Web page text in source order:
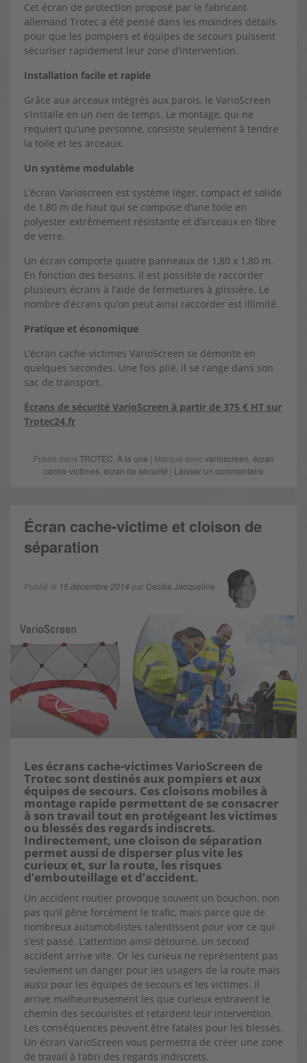
Cet écran de protection proposé par le fabricant
allemand Trotec a été pensé dans les moindres détails
pour que les pompiers et équipes de secours puissent
sécuriser rapidement leur zone d’intervention.
Installation facile et rapide
Grâce aux arceaux intégrés aux parois, le VarioScreen
s’installe en un rien de temps. Le montage, qui ne
requiert qu’une personne, consiste seulement à tendre
la toile et les arceaux.
Un système modulable
L’écran Varioscreen est système léger, compact et solide
de 1,80 m de haut qui se compose d’une toile en
polyester extrêmement résistante et d’arceaux en fibre
de verre.
Un écran comporte quatre panneaux de 1,80 x 1,80 m.
En fonction des besoins, il est possible de raccorder
plusieurs écrans à l’aide de fermetures à glissière. Le
nombre d’écrans qu’on peut ainsi raccorder est illimité.
Pratique et économique
L’écran cache-victimes VarioScreen se démonte en
quelques secondes. Une fois plié, il se range dans son
sac de transport.
Écrans de sécurité VarioScreen à partir de 375 € HT sur
Trotec24.fr
Publié dans TROTEC À la une | Marqué avec varioscreen écran
cache-victimes écran de sécurité | Laisser un commentaire
Écran cache-victime et cloison de
séparation
Publié le 15 décembre 2014 par Cecilia Jacqueline
Les écrans cache-victimes VarioScreen de
Trotec sont destinés aux pompiers et aux
équipes de secours. Ces cloisons mobiles à
montage rapide permettent de se consacrer
à son travail tout en protégeant les victimes
ou blessés des regards indiscrets.
Indirectement, une cloison de séparation
permet aussi de disperser plus vite les
curieux et, sur la route, les risques
d’embouteillage et d’accident.
Un accident routier provoque souvent un bouchon, non
pas qu’il gêne forcément le trafic, mais parce que de
nombreux automobilistes ralentissent pour voir ce qui
s’est passé. L’attention ainsi détourné, un second
accident arrive vite. Or les curieux ne représentent pas
seulement un danger pour les usagers de la route mais
aussi pour les équipes de secours et les victimes. Il
arrive malheureusement les que curieux entravent le
chemin des secouristes et retardent leur intervention.
Les conséquences peuvent être fatales pour les blessés.
Un écran VarioScreen vous permettra de créer une zone
de travail à l’abri des regards indiscrets.